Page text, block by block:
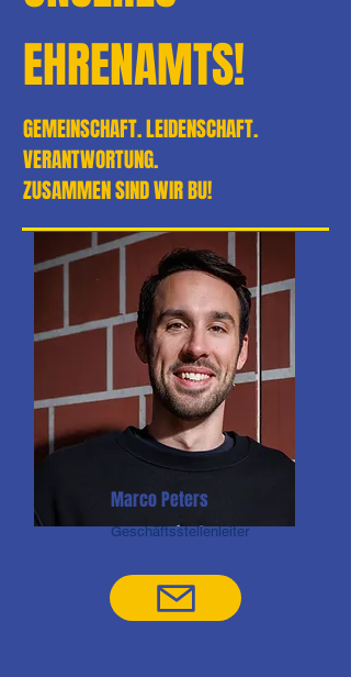
EHRENAMTS!
GEMEINSCHAFT. LEIDENSCHAFT.
VERANTWORTUNG.
ZUSAMMEN SIND WIR BU!
Marco Peters
Geschäftsstellenleiter